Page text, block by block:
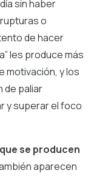
sin haber
o
de hacer
les produce más
motivación, y los
de paliar
y superar el foco
se producen
aparecen